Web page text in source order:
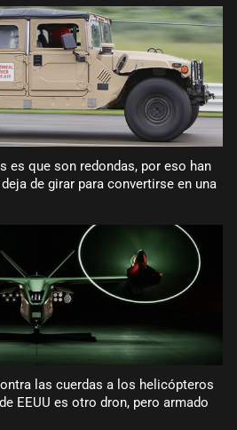
es que son redondas, por eso han
de girar para convertirse en una
las cuerdas a los helicópteros
EEUU es otro dron, pero armado